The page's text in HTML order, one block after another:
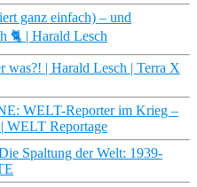
ganz einfach) – und
🐈 | Harald Lesch
was?! | Harald Lesch | Terra X
WELT-Reporter im Krieg –
WELT Reportage
Spaltung der Welt: 1939-